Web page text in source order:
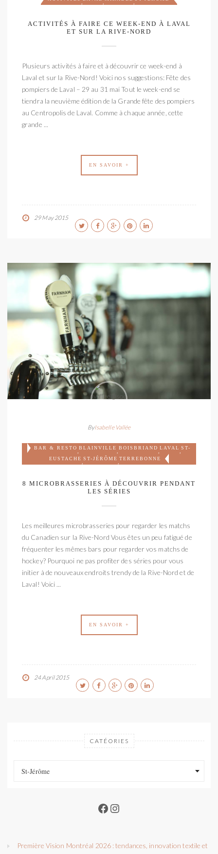
,
ACTIVITÉS À FAIRE CE WEEK-END À LAVAL
ET SUR LA RIVE-NORD
Plusieurs activités à faire et à découvrir ce week-end à
Laval et sur la Rive-Nord! Voici nos suggestions: Fête des
pompiers de Laval – 29 au 31 mai Tout le week-end se
tiendra la neuvième édition de la Grande fête des pompiers
au Centropolis de Laval. Comme à chaque année, cette
grande ...
EN SAVOIR +
29 May 2015
ByIsabelle Vallée
BAR & RESTO
,
BLAINVILLE BOISBRIAND LAVAL ST-
EUSTACHE ST-JÉRÔME TERREBONNE
8 MICROBRASSERIES À DÉCOUVRIR PENDANT
LES SÉRIES
Les meilleures microbrasseries pour regarder les matchs
du Canadien sur la Rive-Nord Vous êtes un peu fatigué de
fréquenter les mêmes bars pour regarder vos matchs de
hockey? Pourquoi ne pas profiter des séries pour vous
initier à de nouveaux endroits trendy de la Rive-Nord et de
Laval! Voici ...
EN SAVOIR +
24 April 2015
CATÉORIES
St-Jérôme
Facebook
Instagram
Première Vision Montréal 2026 : tendances, innovation textile et